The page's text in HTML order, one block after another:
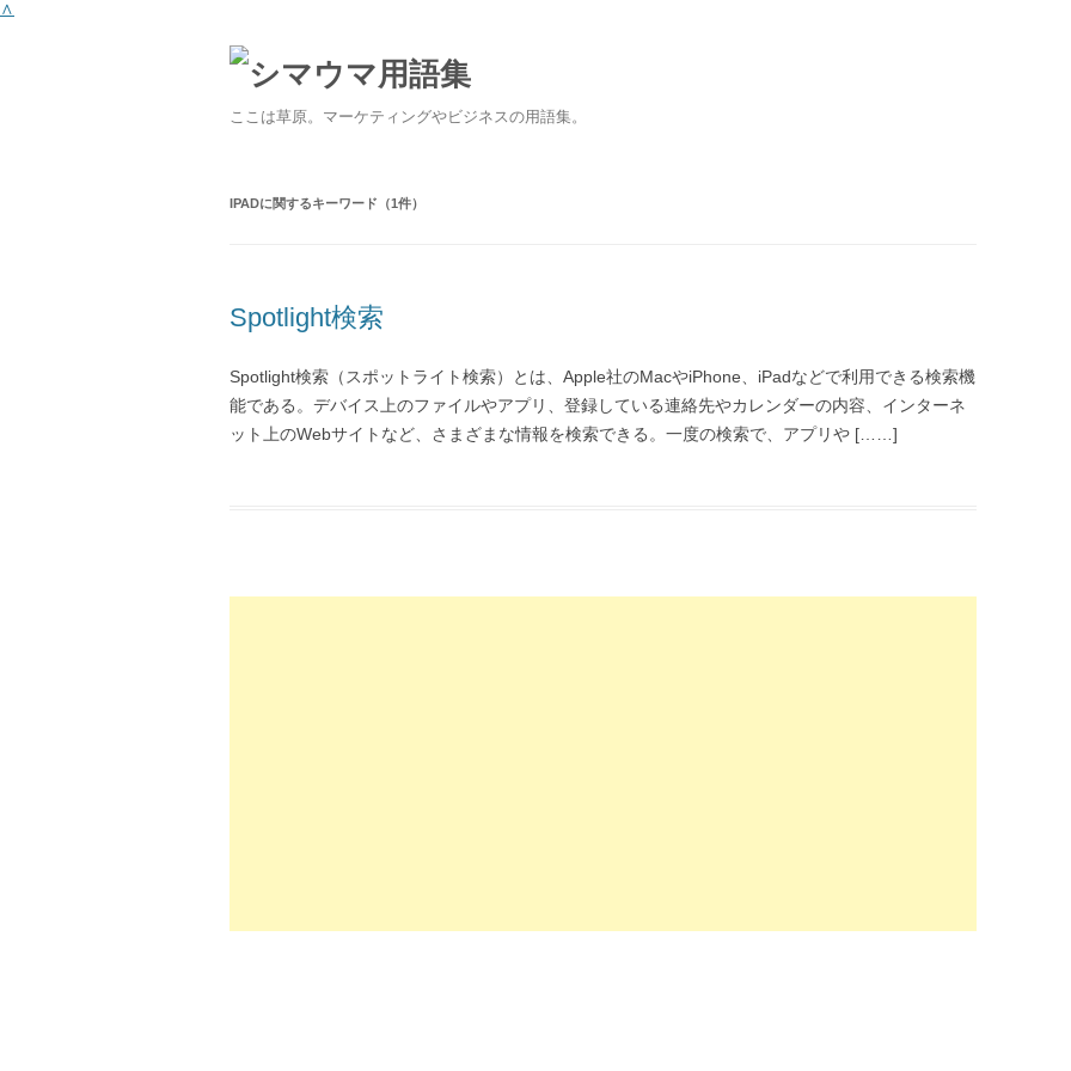
∧
ここは草原。マーケティングやビジネスの用語集。
IPADに関するキーワード（1件）
Spotlight検索
Spotlight検索（スポットライト検索）とは、Apple社のMacやiPhone、iPadなどで利用できる検索機
能である。デバイス上のファイルやアプリ、登録している連絡先やカレンダーの内容、インターネ
ット上のWebサイトなど、さまざまな情報を検索できる。一度の検索で、アプリや [……]